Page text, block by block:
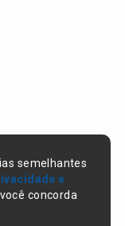
semelhantes
e
concorda